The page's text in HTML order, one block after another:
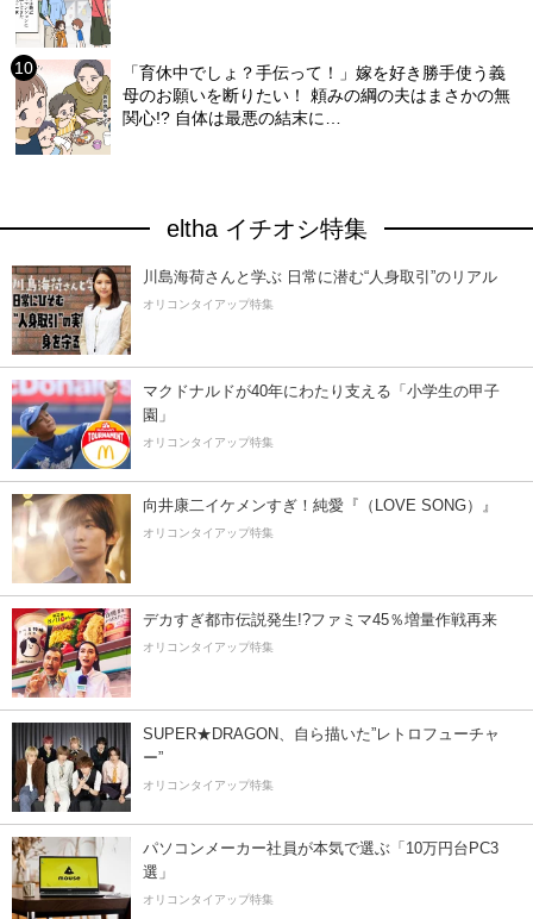
「育休中でしょ？手伝って！」嫁を好き勝手使う義
母のお願いを断りたい！ 頼みの綱の夫はまさかの無
関心!? 自体は最悪の結末に…
eltha イチオシ特集
川島海荷さんと学ぶ 日常に潜む“人身取引”のリアル
オリコンタイアップ特集
マクドナルドが40年にわたり支える「小学生の甲子
園」
オリコンタイアップ特集
向井康二イケメンすぎ！純愛『（LOVE SONG）』
オリコンタイアップ特集
デカすぎ都市伝説発生!?ファミマ45％増量作戦再来
オリコンタイアップ特集
SUPER★DRAGON、自ら描いた”レトロフューチャ
ー”
オリコンタイアップ特集
パソコンメーカー社員が本気で選ぶ「10万円台PC3
選」
オリコンタイアップ特集